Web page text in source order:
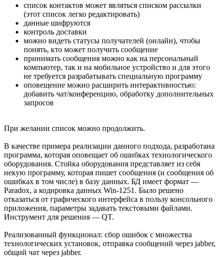
список контактов может являться списком рассылки
(этот список легко редактировать)
данные шифруются
контроль доставки
можно видеть статусы получателей (онлайн), чтобы
понять, кто может получить сообщение
принимать сообщения можно как на персональный
компьютер, так и на мобильное устройство и для этого
не требуется разрабатывать специальную программу
оповещение можно расширить интерактивностью:
добавить чат/конференцию, обработку дополнительных
запросов
При желании список можно продолжить.
В качестве примера реализации данного подхода, разработана
программа, которая оповещает об ошибках технологического
оборудования. Стойка оборудования представляет из себя
некую программу, которая пишет сообщения (и сообщения об
ошибках в том числе) в базу данных. БД имеет формат —
Paradox, а кодировка данных Win-1251. Было решено
отказаться от графического интерфейса в пользу консольного
приложения, параметры задавать текстовыми файлами.
Инструмент для решения — QT.
Реализованный функционал: сбор ошибок с множества
технологических установок, отправка сообщений через jabber,
общий чат через jabber.